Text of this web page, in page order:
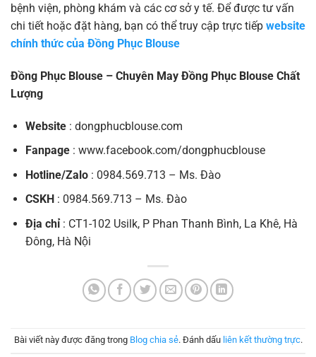
bệnh viện, phòng khám và các cơ sở y tế. Để được tư vấn
chi tiết hoặc đặt hàng, bạn có thể truy cập trực tiếp website
chính thức của Đồng Phục Blouse
Đồng Phục Blouse – Chuyên May Đồng Phục Blouse Chất
Lượng
Website: dongphucblouse.com
Fanpage: www.facebook.com/dongphucblouse
Hotline/Zalo: 0984.569.713 – Ms. Đào
CSKH : 0984.569.713 – Ms. Đào
Địa chỉ: CT1-102 Usilk, P Phan Thanh Bình, La Khê, Hà
Đông, Hà Nội
Bài viết này được đăng trong Blog chia sẻ. Đánh dấu liên kết thường trực.